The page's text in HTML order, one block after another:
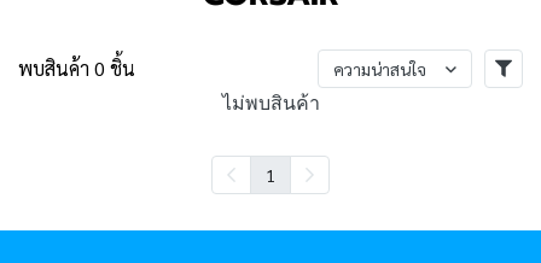
พบสินค้า 0 ชิ้น ความน่าสนใจ
ไม่พบสินค้า
1